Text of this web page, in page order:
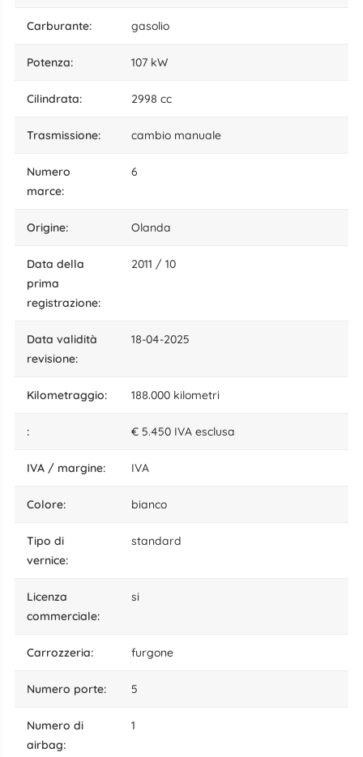
carburante: gasolio
potenza: 107 kW
cilindrata: 2998 cc
trasmissione: cambio manuale
numero
marce:
6
origine: Olanda
data della
prima
registrazione:
2011 / 10
data validità
revisione:
18-04-2025
kilometraggio: 188.000 kilometri
: € 5.450 IVA esclusa
IVA / margine: IVA
colore: bianco
tipo di
vernice:
standard
licenza
commerciale:
si
carrozzeria: furgone
numero porte: 5
numero di
airbag:
1